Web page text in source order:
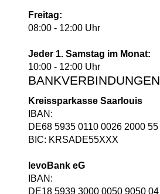
Freitag:
08:00 - 12:00 Uhr
Jeder 1. Samstag im Monat:
10:00 - 12:00 Uhr
BANKVERBINDUNGEN
Kreissparkasse Saarlouis
IBAN:
DE68 5935 0110 0026 2000 55
BIC: KRSADE55XXX
levoBank eG
IBAN:
DE18 5939 3000 0050 9050 04